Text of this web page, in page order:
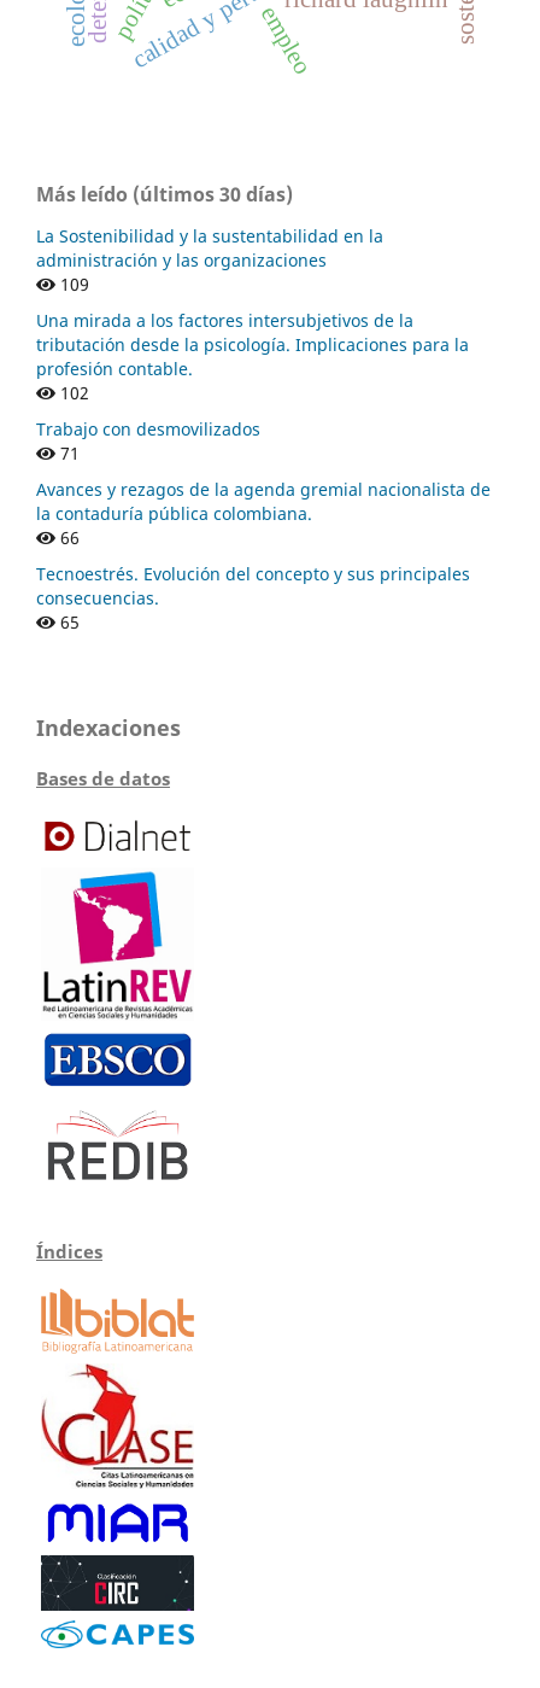
empleo
Más leído (últimos 30 días)
La Sostenibilidad y la sustentabilidad en la
administración y las organizaciones
109
Una mirada a los factores intersubjetivos de la
tributación desde la psicología. Implicaciones para la
profesión contable.
102
Trabajo con desmovilizados
71
Avances y rezagos de la agenda gremial nacionalista de
la contaduría pública colombiana.
66
Tecnoestrés. Evolución del concepto y sus principales
consecuencias.
65
Indexaciones
Bases de datos
Índices